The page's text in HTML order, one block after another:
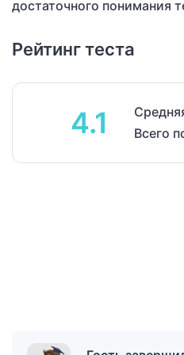
достаточного понимания
Рейтинг теста
4.1
Всего